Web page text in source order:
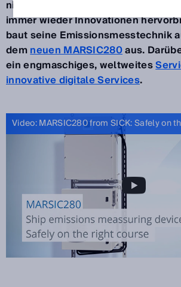
nicht nur ihr Handwerk verstehen,
immer wieder Innovationen
baut seine Emissionsmesstechnik
demneuen MARSIC280aus.
ein engmaschiges, weltweites
innovative digitale Services.
Video: MARSIC280 from SICK: Safely on